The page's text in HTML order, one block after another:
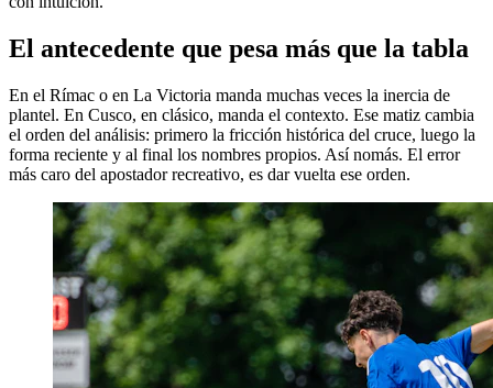
El antecedente que pesa más que la tabla
En el Rímac o en La Victoria manda muchas veces la inercia de
plantel. En Cusco, en clásico, manda el contexto. Ese matiz cambia
el orden del análisis: primero la fricción histórica del cruce, luego la
forma reciente y al final los nombres propios. Así nomás. El error
más caro del apostador recreativo, es dar vuelta ese orden.